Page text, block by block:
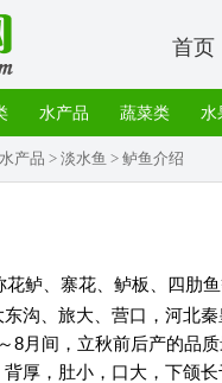
首页
水产品 蔬菜类 水
水产品 > 淡水鱼 > 鲈鱼介绍
花鲈、寨花、鲈板、四肋
沟、旅大、营口，河北
8月间，立秋前后产的品质
厚，肚小，口大，下颌